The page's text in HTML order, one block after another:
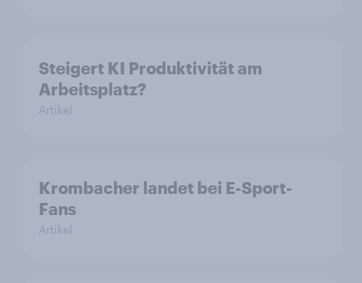
Steigert KI Produktivität am
Arbeitsplatz?
Artikel
Krombacher landet bei E-Sport-
Fans
Artikel